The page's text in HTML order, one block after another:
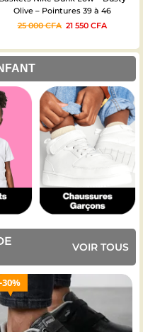
élégant
25 999CFA 22 500CFA
VOIR TOUS
33%